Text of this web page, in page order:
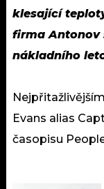
klesající
firma Antonov
nákladního
Evans alias
časopisu